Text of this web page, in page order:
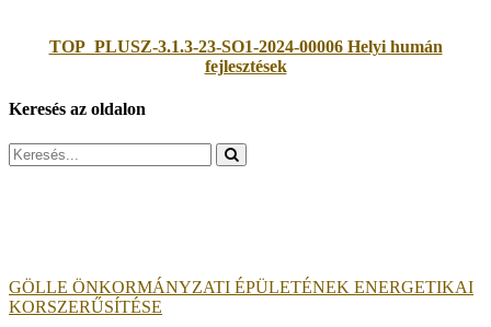
TOP_PLUSZ-3.1.3-23-SO1-2024-00006 Helyi humán
fejlesztések
Keresés az oldalon
Search
for:
GÖLLE ÖNKORMÁNYZATI ÉPÜLETÉNEK ENERGETIKAI
KORSZERŰSÍTÉSE